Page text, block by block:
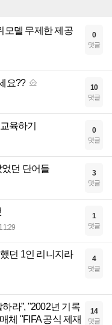
모델 무제한 제공
0
댓글
요?? 10
댓글
육하기 0
댓글
던 단어들 3
댓글
11:29
1
댓글
던 1인 리니지라
4
댓글
라”, "2002년 기록
체 "FIFA 공식 제재
14
댓글